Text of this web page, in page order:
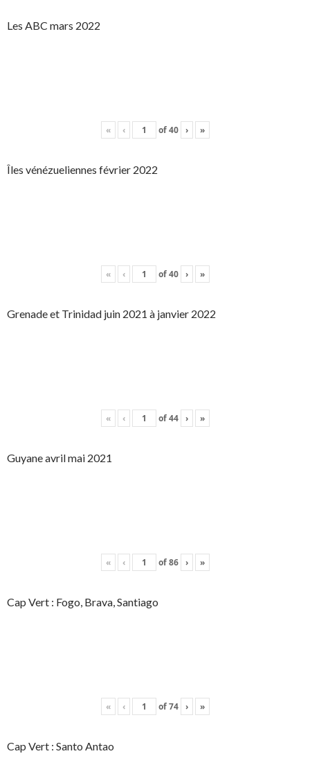
Les ABC mars 2022
« ‹ of40 › »
Îles vénézueliennes février 2022
« ‹ of40 › »
Grenade et Trinidad juin 2021 à janvier 2022
« ‹ of44 › »
Guyane avril mai 2021
« ‹ of86 › »
Cap Vert : Fogo, Brava, Santiago
« ‹ of74 › »
Cap Vert : Santo Antao